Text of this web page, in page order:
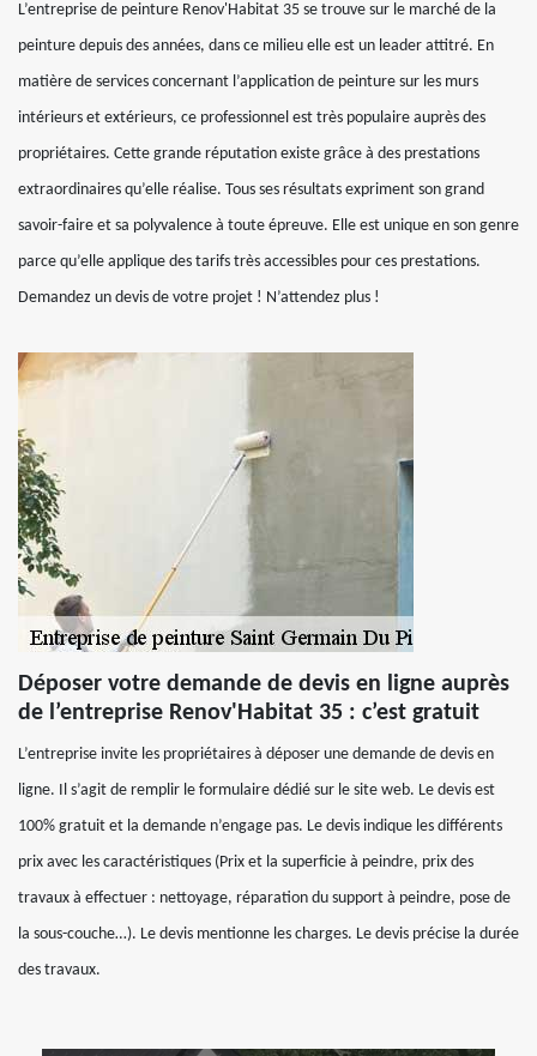
L’entreprise de peinture Renov'Habitat 35 se trouve sur le marché de la
peinture depuis des années, dans ce milieu elle est un leader attitré. En
matière de services concernant l’application de peinture sur les murs
intérieurs et extérieurs, ce professionnel est très populaire auprès des
propriétaires. Cette grande réputation existe grâce à des prestations
extraordinaires qu’elle réalise. Tous ses résultats expriment son grand
savoir-faire et sa polyvalence à toute épreuve. Elle est unique en son genre
parce qu’elle applique des tarifs très accessibles pour ces prestations.
Demandez un devis de votre projet ! N’attendez plus !
Déposer votre demande de devis en ligne auprès
de l’entreprise Renov'Habitat 35 : c’est gratuit
L’entreprise invite les propriétaires à déposer une demande de devis en
ligne. Il s’agit de remplir le formulaire dédié sur le site web. Le devis est
100% gratuit et la demande n’engage pas. Le devis indique les différents
prix avec les caractéristiques (Prix et la superficie à peindre, prix des
travaux à effectuer : nettoyage, réparation du support à peindre, pose de
la sous-couche…). Le devis mentionne les charges. Le devis précise la durée
des travaux.